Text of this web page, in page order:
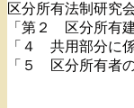
区分所有法制研究
「第２ 区分所有
「４ 共用部分に
「５ 区分所有者